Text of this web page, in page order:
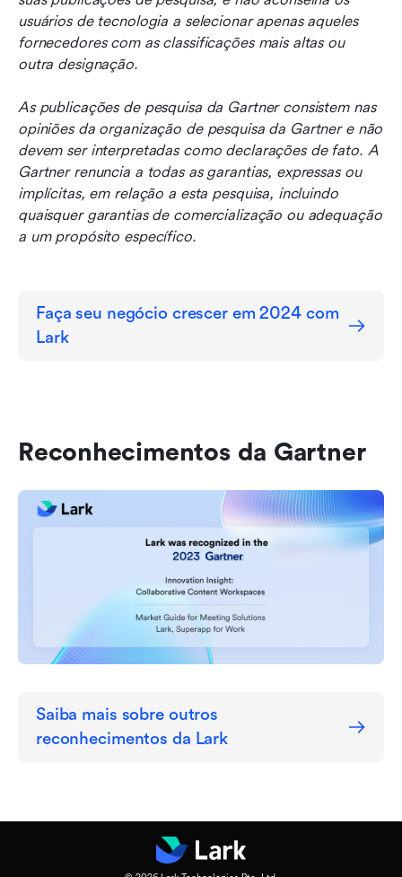
usuários de tecnologia a selecionar apenas aqueles
fornecedores com as classificações mais altas ou
outra designação.
As publicações de pesquisa da Gartner consistem nas
opiniões da organização de pesquisa da Gartner e não
devem ser interpretadas como declarações de fato. A
Gartner renuncia a todas as garantias, expressas ou
implícitas, em relação a esta pesquisa, incluindo
quaisquer garantias de comercialização ou adequação
a um propósito específico.
Faça seu negócio crescer em 2024 com
Lark
Reconhecimentos da Gartner
Saiba mais sobre outros
reconhecimentos da Lark